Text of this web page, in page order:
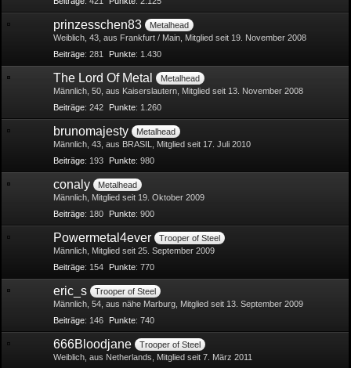
prinzesschen83
Metalhead
Weiblich 43 aus Frankfurt / Main Mitglied seit 19. November 2008
Beiträge 281 Punkte 1.430
The Lord Of Metal
Metalhead
Männlich 50 aus Kaiserslautern Mitglied seit 13. November 2008
Beiträge 242 Punkte 1.260
brunomajesty
Metalhead
Männlich 43 aus BRASIL
Mitglied seit 17. Juli 2010
Beiträge 193 Punkte 980
conaly
Metalhead
Männlich Mitglied seit 19. Oktober 2009
Beiträge 180 Punkte 900
Powermetal4ever
Trooper of Steel
Männlich Mitglied seit 25. September 2009
Beiträge 154 Punkte 770
eric_s
Trooper of Steel
Männlich 54 aus nähe Marburg Mitglied seit 13. September 2009
Beiträge 146 Punkte 740
666Bloodjane
Trooper of Steel
Weiblich aus Netherlands
Mitglied seit 7. März 2011